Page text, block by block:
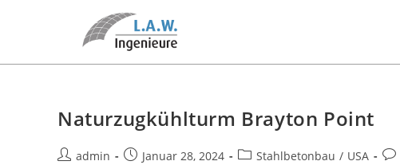
Naturzugkühlturm Brayton Point
admin Januar 28, 2024 Stahlbetonbau / USA